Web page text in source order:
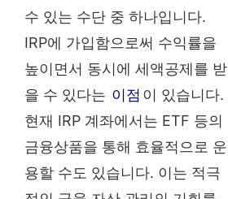
수 있는 수단 중 하나입니다.
IRP에 가입함으로써 수익률을
높이면서 동시에 세액공제를 받
을 수 있다는 이점 이 있습니다.
현재 IRP 계좌에서는 ETF 등의
금융상품을 통해 효율적으로 운
용할 수도 있습니다. 이는 적극